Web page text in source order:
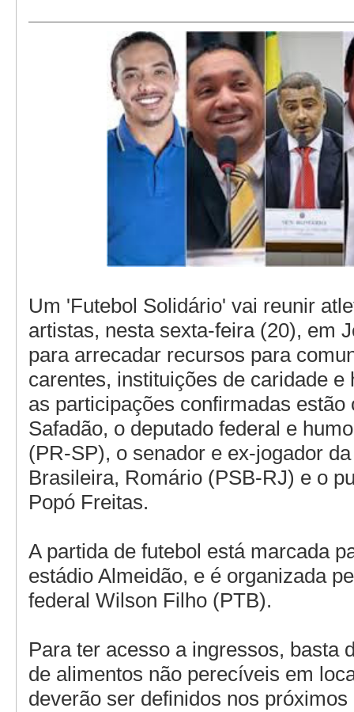
Um 'Futebol Solidário' vai reunir
artistas, nesta sexta-feira (20), em
para arrecadar recursos para
carentes, instituições de caridade e
as participações confirmadas estão
Safadão, o deputado federal e
(PR-SP), o senador e ex-jogador
Brasileira, Romário (PSB-RJ) e o
Popó Freitas.
A partida de futebol está marcada
estádio Almeidão, e é organizada
federal Wilson Filho (PTB).
Para ter acesso a ingressos, basta
de alimentos não perecíveis em
deverão ser definidos nos próximos